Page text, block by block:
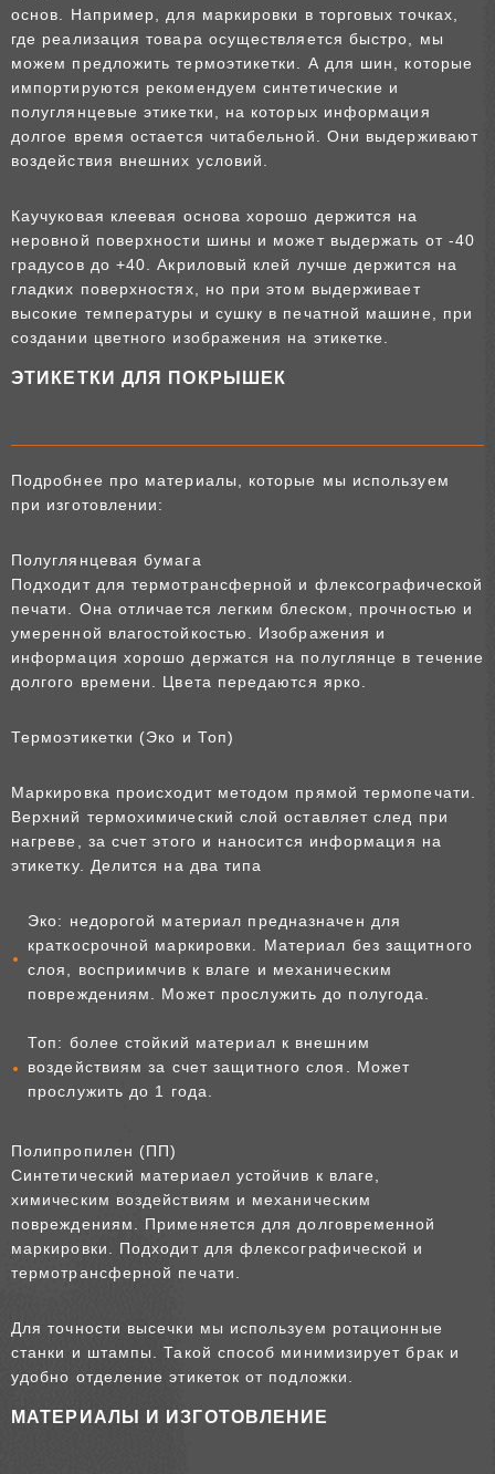
ЭТИКЕТКИ ДЛЯ ПОКРЫШЕК
основ. Например, для маркировки в торговых точках,
где реализация товара осуществляется быстро, мы
можем предложить термоэтикетки. А для шин, которые
импортируются рекомендуем синтетические и
полуглянцевые этикетки, на которых информация
долгое время остается читабельной. Они выдерживают
воздействия внешних условий.
Каучуковая клеевая основа хорошо держится на
неровной поверхности шины и может выдержать от -40
градусов до +40. Акриловый клей лучше держится на
гладких поверхностях, но при этом выдерживает
высокие температуры и сушку в печатной машине, при
создании цветного изображения на этикетке.
МАТЕРИАЛЫ И ИЗГОТОВЛЕНИЕ
Подробнее про материалы, которые мы используем
при изготовлении:
Полуглянцевая бумага
Подходит для термотрансферной и флексографической
печати. Она отличается легким блеском, прочностью и
умеренной влагостойкостью. Изображения и
информация хорошо держатся на полуглянце в течение
долгого времени. Цвета передаются ярко.
Термоэтикетки (Эко и Топ)
Маркировка происходит методом прямой термопечати.
Верхний термохимический слой оставляет след при
нагреве, за счет этого и наносится информация на
этикетку. Делится на два типа
Эко: недорогой материал предназначен для
краткосрочной маркировки. Материал без защитного
слоя, восприимчив к влаге и механическим
повреждениям. Может прослужить до полугода.
Топ: более стойкий материал к внешним
воздействиям за счет защитного слоя. Может
прослужить до 1 года.
Полипропилен (ПП)
Синтетический материаел устойчив к влаге,
химическим воздействиям и механическим
повреждениям. Применяется для долговременной
маркировки. Подходит для флексографической и
термотрансферной печати.
Для точности высечки мы используем ротационные
станки и штампы. Такой способ минимизирует брак и
удобно отделение этикеток от подложки.